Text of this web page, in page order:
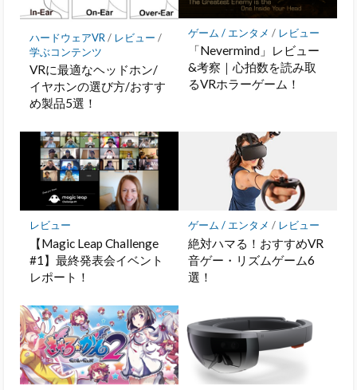
保
ハードウェアVR / レビュー /
学ぶコンテンツ
VRに最適なヘッドホン/
イヤホンの選び方/おすす
め製品5選！
ゲーム / エンタメ / レビュー
「Nevermind」レビュー
&考察｜心拍数を読み取
るVRホラーゲーム！
レビュー
【Magic Leap Challenge
#1】最終発表会イベント
レポート！
ゲーム / エンタメ / レビュー
絶対ハマる！おすすめVR
音ゲー・リズムゲーム6
選！